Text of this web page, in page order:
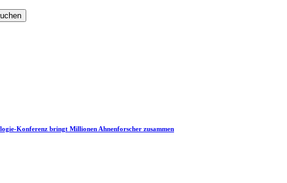
Konferenz bringt Millionen Ahnenforscher zusammen